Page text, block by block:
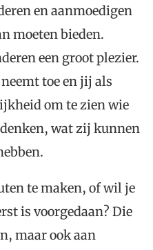
en aanmoedigen
moeten bieden.
een groot plezier.
toe en jij als
om te zien wie
wat zij kunnen
te maken, of wil je
is voorgedaan? Die
maar ook aan